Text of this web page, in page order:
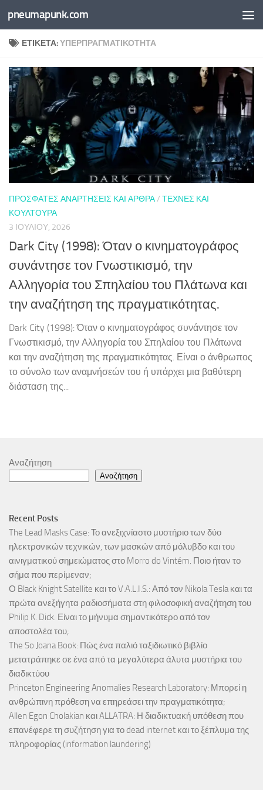
Skip to content
pneumapunk.com
ΕΤΙΚΈΤΑ:ΥΠΕΡΠΡΑΓΜΑΤΙΚΌΤΗΤΑ
ΠΡΌΣΦΑΤΕΣ ΑΝΑΡΤΉΣΕΙΣ ΚΑΙ ΆΡΘΡΑ/ ΤΈΧΝΕΣ ΚΑΙ
ΚΟΥΛΤΟΎΡΑ
3 ΙΟΥΛΊΟΥ, 2026
Dark City (1998): Όταν ο κινηματογράφος
συνάντησε τον Γνωστικισμό, την
Αλληγορία του Σπηλαίου του Πλάτωνα και
την αναζήτηση της πραγματικότητας.
Dark City (1998): Όταν ο κινηματογράφος συνάντησε τον
Γνωστικισμό, την Αλληγορία του Σπηλαίου του Πλάτωνα
και την αναζήτηση της πραγματικότητας. Είναι ο άνθρωπος
το σύνολο των αναμνήσεών του ή υπάρχει μια βαθύτερη
διάσταση της...
Αναζήτηση
Αναζήτηση
Recent Posts
The Lead Masks Case: Το ανεξιχνίαστο μυστήριο των δύο
ηλεκτρονικών τεχνικών, των μασκών από μόλυβδο και του
αινιγματικού σημειώματος στο Morro do Vintém. Ποιο ήταν το
σήμα που περίμεναν;
Ο Black Knight Satellite και το V.A.L.I.S.: Από τον Nikola Tesla και τα
πρώτα ανεξήγητα ραδιοσήματα στη φιλοσοφική αναζήτηση του
Philip K. Dick. Είναι το μήνυμα σημαντικότερο από τον
αποστολέα του;
The So Joana Book: Πώς ένα παλιό ταξιδιωτικό βιβλίο
μετατράπηκε σε ένα από τα μεγαλύτερα άλυτα μυστήρια του
διαδικτύου
Princeton Engineering Anomalies Research Laboratory: Μπορεί η
ανθρώπινη πρόθεση να επηρεάσει την πραγματικότητα;
Allen Egon Cholakian και ALLATRA: Η διαδικτυακή υπόθεση που
επανέφερε τη συζήτηση για το dead internet και το ξέπλυμα της
πληροφορίας (information laundering)